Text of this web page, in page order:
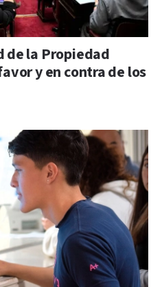
de la Propiedad
y en contra de los